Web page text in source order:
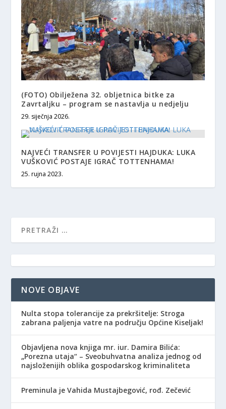
(FOTO) Obilježena 32. obljetnica bitke za
Zavrtaljku – program se nastavlja u nedjelju
29. siječnja 2026.
NAJVEĆI TRANSFER U POVIJESTI HAJDUKA: LUKA
VUŠKOVIĆ POSTAJE IGRAČ TOTTENHAMA!
25. rujna 2023.
NOVE OBJAVE
Nulta stopa tolerancije za prekršitelje: Stroga
zabrana paljenja vatre na području Općine Kiseljak!
Objavljena nova knjiga mr. iur. Damira Bilića:
„Porezna utaja“ – Sveobuhvatna analiza jednog od
najsloženijih oblika gospodarskog kriminaliteta
Preminula je Vahida Mustajbegović, rođ. Zečević